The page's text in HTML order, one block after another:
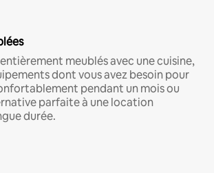
meublés avec une cuisine,
dont vous avez besoin pour
pendant un mois ou
parfaite à une location
durée.